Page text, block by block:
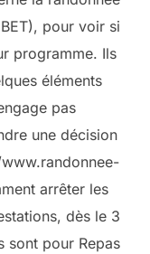
pour voir si
programme. Ils
éléments
pas
une décision
arrêter les
dès le 3
sont pour Repas